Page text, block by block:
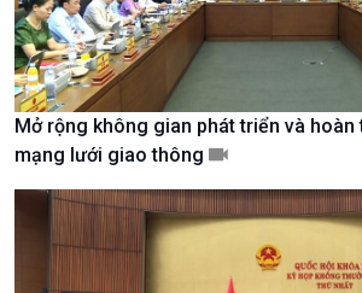
Giới thiệu
Thời sự
Mở rộng không gian phát triển và hoàn
mạng lưới giao thông